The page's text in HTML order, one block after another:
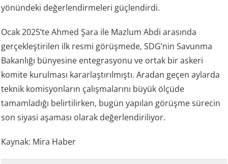
yönündeki değerlendirmeleri güçlendirdi.
Ocak 2025’te Ahmed Şara ile Mazlum Abdi arasında
gerçekleştirilen ilk resmi görüşmede, SDG’nin Savunma
Bakanlığı bünyesine entegrasyonu ve ortak bir askeri
komite kurulması kararlaştırılmıştı. Aradan geçen aylarda
teknik komisyonların çalışmalarını büyük ölçüde
tamamladığı belirtilirken, bugün yapılan görüşme sürecin
son siyasi aşaması olarak değerlendiriliyor.
Kaynak: Mira Haber